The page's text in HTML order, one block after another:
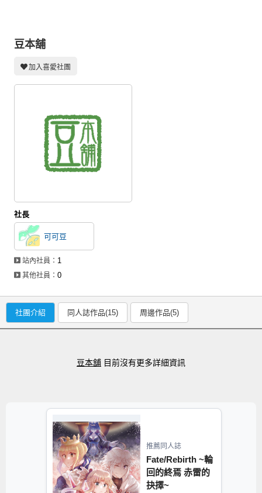
攤位轉讓區
會員功能選單
註冊會員
登入
豆本舖
加入喜愛社團
社長
可可豆
站內社員： 1
其他社員：0
社團介紹 同人誌作品(15) 周邊作品(5)
豆本舖 目前沒有更多詳細資訊
推薦同人誌
Fate/Rebirth ~輪
回的終焉 赤雷的
抉擇~